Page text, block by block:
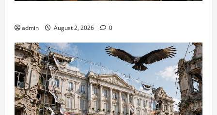
admin August 2, 2026 0